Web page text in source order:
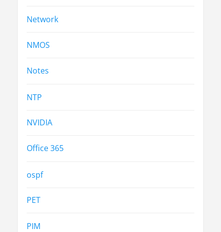
Network
NMOS
Notes
NTP
NVIDIA
Office 365
ospf
PET
PIM